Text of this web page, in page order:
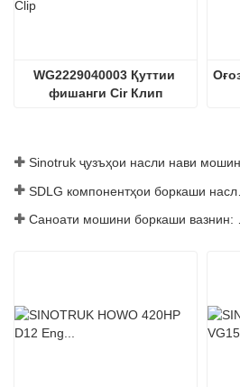
WG2229040003 Қуттии
фишанги Cir Клип